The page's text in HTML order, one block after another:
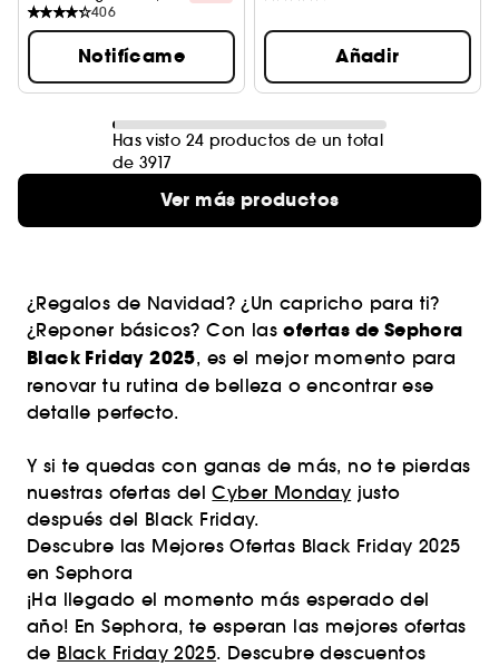
406
Notifícame Añadir
Has visto 24 productos de un total
de 3917
Ver más productos
¿Regalos de Navidad? ¿Un capricho para ti?
¿Reponer básicos? Con lasofertas de Sephora
Black Friday 2025, es el mejor momento para
renovar tu rutina de belleza o encontrar ese
detalle perfecto.
Y si te quedas con ganas de más, no te pierdas
nuestras ofertas delCyber Monday justo
después del Black Friday.
Descubre las Mejores Ofertas Black Friday 2025
en Sephora
¡Ha llegado el momento más esperado del
año! En Sephora, te esperan las mejores ofertas
de Black Friday 2025. Descubre descuentos